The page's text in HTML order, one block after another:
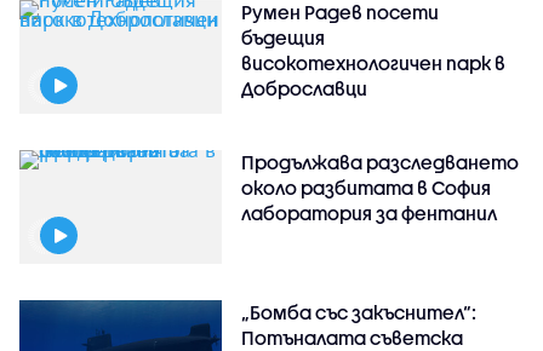
Румен Радев посети
бъдещия
високотехнологичен парк в
Доброславци
Продължава разследването
около разбитата в София
лаборатория за фентанил
„Бомба със закъснител“:
Потъналата съветска